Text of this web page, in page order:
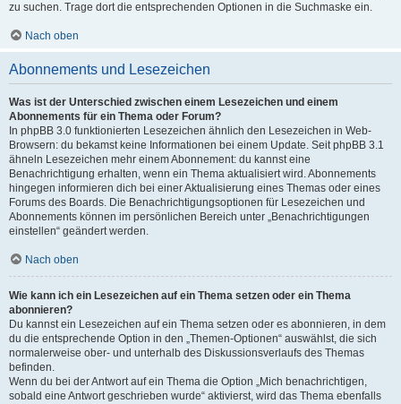
zu suchen. Trage dort die entsprechenden Optionen in die Suchmaske ein.
Nach oben
Abonnements und Lesezeichen
Was ist der Unterschied zwischen einem Lesezeichen und einem
Abonnements für ein Thema oder Forum?
In phpBB 3.0 funktionierten Lesezeichen ähnlich den Lesezeichen in Web-
Browsern: du bekamst keine Informationen bei einem Update. Seit phpBB 3.1
ähneln Lesezeichen mehr einem Abonnement: du kannst eine
Benachrichtigung erhalten, wenn ein Thema aktualisiert wird. Abonnements
hingegen informieren dich bei einer Aktualisierung eines Themas oder eines
Forums des Boards. Die Benachrichtigungsoptionen für Lesezeichen und
Abonnements können im persönlichen Bereich unter „Benachrichtigungen
einstellen“ geändert werden.
Nach oben
Wie kann ich ein Lesezeichen auf ein Thema setzen oder ein Thema
abonnieren?
Du kannst ein Lesezeichen auf ein Thema setzen oder es abonnieren, in dem
du die entsprechende Option in den „Themen-Optionen“ auswählst, die sich
normalerweise ober- und unterhalb des Diskussionsverlaufs des Themas
befinden.
Wenn du bei der Antwort auf ein Thema die Option „Mich benachrichtigen,
sobald eine Antwort geschrieben wurde“ aktivierst, wird das Thema ebenfalls